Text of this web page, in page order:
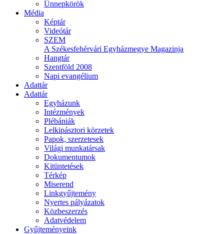
Ünnepkörök
Média
Képtár
Videótár
SZEM
A Székesfehérvári Egyházmegye Magazinja
Hangtár
Szentföld 2008
Napi evangélium
Adattár
Adattár
Egyházunk
Intézmények
Plébániák
Lelkipásztori körzetek
Papok, szerzetesek
Világi munkatársak
Dokumentumok
Kitüntetések
Térkép
Miserend
Linkgyűjtemény
Nyertes pályázatok
Közbeszerzés
Adatvédelem
Gyűjteményeink